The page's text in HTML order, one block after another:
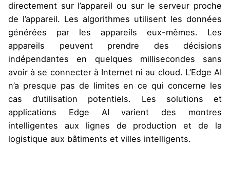
directement sur l’appareil ou sur le serveur proche
de l’appareil. Les algorithmes utilisent les données
générées par les appareils eux-mêmes. Les
appareils peuvent prendre des décisions
indépendantes en quelques millisecondes sans
avoir à se connecter à Internet ni au cloud. L’Edge AI
n’a presque pas de limites en ce qui concerne les
cas d’utilisation potentiels. Les solutions et
applications Edge AI varient des montres
intelligentes aux lignes de production et de la
logistique aux bâtiments et villes intelligents.